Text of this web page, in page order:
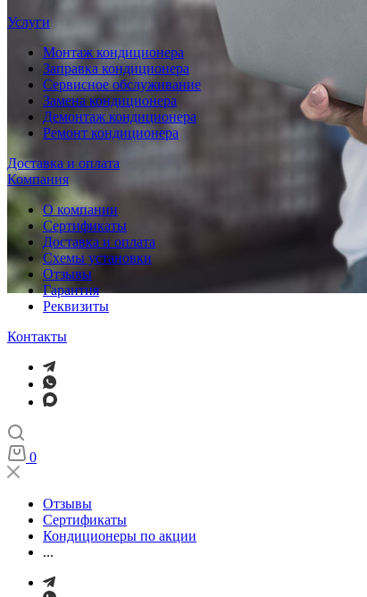
Услуги
Монтаж кондиционера
Заправка кондиционера
Сервисное обслуживание
Замена кондиционера
Демонтаж кондиционера
Ремонт кондиционера
Доставка и оплата
Компания
О компании
Сертификаты
Доставка и оплата
Схемы установки
Отзывы
Гарантия
Реквизиты
Контакты
0
Отзывы
Сертификаты
Кондиционеры по акции
...